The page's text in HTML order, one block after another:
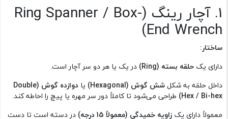
1. آچار رینگ (Ring Spanner / Box-
End Wrench)
ساختار:
دارای یک حلقه بسته (Ring)
در یک یا هر دو سر آچار است.
داخل حلقه به شکلشش گوش (Hexagonal) یا
دوازده گوش (Double
Hex / Bi-hex) طراحی می‌شود تا کاملاً دور سر مهره یا پیچ را احاطه کند.
معمولاً دارای یک زاویه خمیدگی (معمولاً 15 درجه)
در دسته است تا دست